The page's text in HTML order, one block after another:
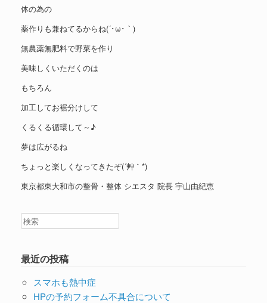
体の為の
薬作りも兼ねてるからね(´･ω･｀)
無農薬無肥料で野菜を作り
美味しくいただくのは
もちろん
加工してお裾分けして
くるくる循環して～♪
夢は広がるね
ちょっと楽しくなってきたぞ(´艸｀*)
東京都東大和市の整骨・整体 シエスタ 院長 宇山由紀恵
最近の投稿
スマホも熱中症
HPの予約フォーム不具合について